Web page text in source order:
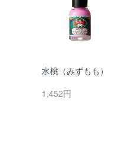
水桃（みずもも）
1,452円